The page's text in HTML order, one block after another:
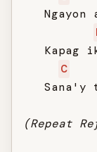
Ngayon
Kapag
C
Sana'y
(Repeat